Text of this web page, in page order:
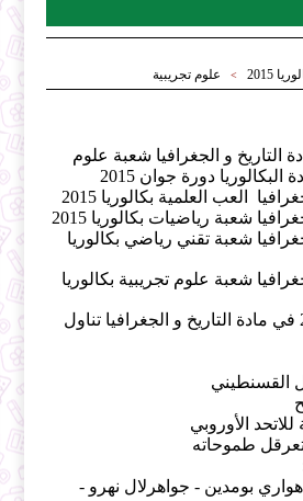
2015
> علوم تجريبية
التاريخ و الجغرافيا شعبة علوم
دورة جوان 2015
العب العلمية بكالوريا 2015
شعبة رياضيات بكالوريا 2015
شعبة تقني رياضي بكالوريا
شعبة علوم تجريبية بكالوريا
امتحان بكالوريا 2015 في مادة التاريخ و الجغرافيا تناول
القسنطيني
للاتحد الأوروبي
تعرقل طموحاته
بومدين - جواهرلال نهرو -